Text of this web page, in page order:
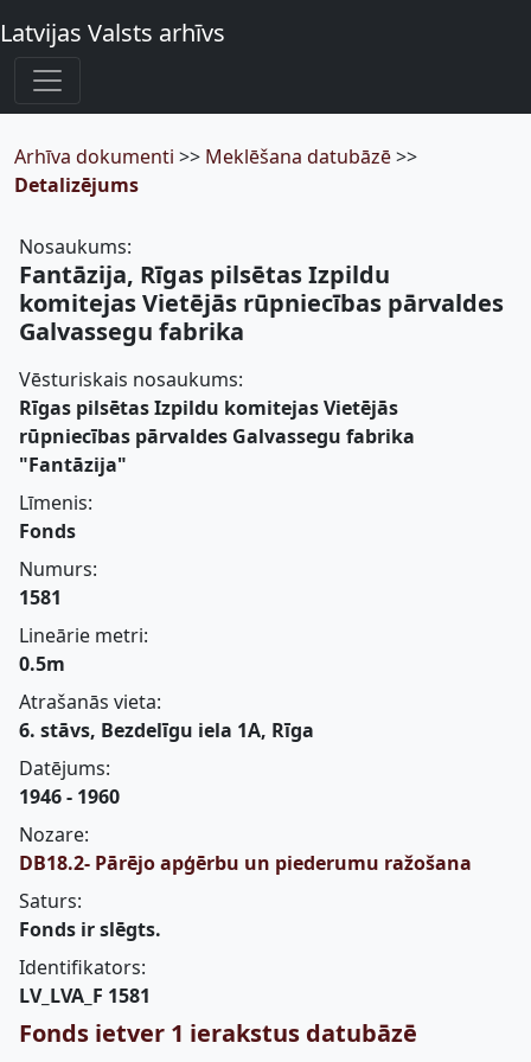
Latvijas Valsts arhīvs
Arhīva dokumenti >> Meklēšana datubāzē>>
Detalizējums
Nosaukums:
Fantāzija, Rīgas pilsētas Izpildu
komitejas Vietējās rūpniecības pārvaldes
Galvassegu fabrika
Vēsturiskais nosaukums:
Rīgas pilsētas Izpildu komitejas Vietējās
rūpniecības pārvaldes Galvassegu fabrika
"Fantāzija"
Līmenis:
Fonds
Numurs:
1581
Lineārie metri:
0.5m
Atrašanās vieta:
6. stāvs, Bezdelīgu iela 1A, Rīga
Datējums:
1946 - 1960
Nozare:
DB18.2- Pārējo apģērbu un piederumu ražošana
Saturs:
Fonds ir slēgts.
Identifikators:
LV_LVA_F 1581
Fonds ietver 1 ierakstus datubāzē